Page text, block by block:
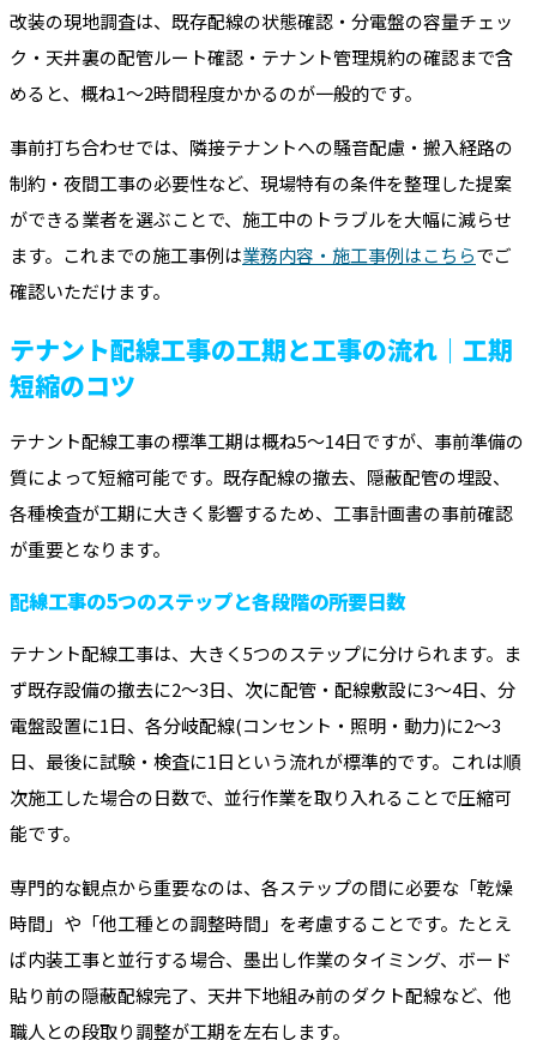
改装の現地調査は、既存配線の状態確認・分電盤の容量チェッ
ク・天井裏の配管ルート確認・テナント管理規約の確認まで含
めると、概ね1～2時間程度かかるのが一般的です。
事前打ち合わせでは、隣接テナントへの騒音配慮・搬入経路の
制約・夜間工事の必要性など、現場特有の条件を整理した提案
ができる業者を選ぶことで、施工中のトラブルを大幅に減らせ
ます。これまでの施工事例は業務内容・施工事例はこちらでご
確認いただけます。
テナント配線工事の工期と工事の流れ｜工期
短縮のコツ
テナント配線工事の標準工期は概ね5～14日ですが、事前準備の
質によって短縮可能です。既存配線の撤去、隠蔽配管の埋設、
各種検査が工期に大きく影響するため、工事計画書の事前確認
が重要となります。
配線工事の5つのステップと各段階の所要日数
テナント配線工事は、大きく5つのステップに分けられます。ま
ず既存設備の撤去に2～3日、次に配管・配線敷設に3～4日、分
電盤設置に1日、各分岐配線(コンセント・照明・動力)に2～3
日、最後に試験・検査に1日という流れが標準的です。これは順
次施工した場合の日数で、並行作業を取り入れることで圧縮可
能です。
専門的な観点から重要なのは、各ステップの間に必要な「乾燥
時間」や「他工種との調整時間」を考慮することです。たとえ
ば内装工事と並行する場合、墨出し作業のタイミング、ボード
貼り前の隠蔽配線完了、天井下地組み前のダクト配線など、他
職人との段取り調整が工期を左右します。